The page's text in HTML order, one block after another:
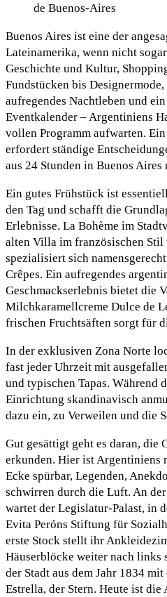
de Buenos-Aires
Buenos Aires ist eine der
Lateinamerika, wenn nicht
Geschichte und Kultur,
Fundstücken bis
aufregendes Nachtleben und
Eventkalender – Argentiniens
vollen Programm aufwarten.
erfordert ständige
aus 24 Stunden in Buenos Aires
Ein gutes Frühstück ist
den Tag und schafft die
Erlebnisse. La Bohème im
alten Villa im französischen Stil
spezialisiert sich
Crêpes. Ein aufregendes
Geschmackserlebnis bietet die
Milchkaramellcreme Dulce de
frischen Fruchtsäften sorgt für
In der exklusiven Zona Norte
fast jeder Uhrzeit mit
und typischen Tapas. Während
Einrichtung skandinavisch
dazu ein, zu Verweilen und die
Gut gesättigt geht es daran, die
erkunden. Hier ist Argentiniens
Ecke spürbar, Legenden,
schwirren durch die Luft. An
wartet der Legislatur-Palast, in
Evita Peróns Stiftung für
erste Stock stellt ihr
Häuserblöcke weiter nach links
der Stadt aus dem Jahr 1834
Estrella, der Stern. Heute ist die